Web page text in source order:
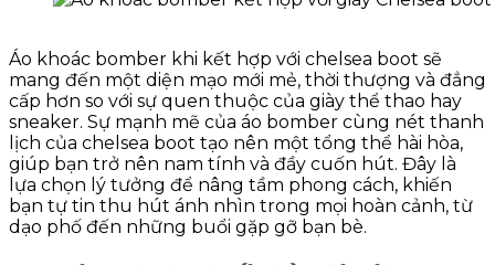
Áo khoác bomber khi kết hợp với chelsea boot sẽ
mang đến một diện mạo mới mẻ, thời thượng và đẳng
cấp hơn so với sự quen thuộc của giày thể thao hay
sneaker. Sự mạnh mẽ của áo bomber cùng nét thanh
lịch của chelsea boot tạo nên một tổng thể hài hòa,
giúp bạn trở nên nam tính và đầy cuốn hút. Đây là
lựa chọn lý tưởng để nâng tầm phong cách, khiến
bạn tự tin thu hút ánh nhìn trong mọi hoàn cảnh, từ
dạo phố đến những buổi gặp gỡ bạn bè.